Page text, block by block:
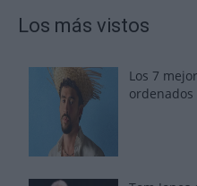
Los más vistos
Los 7